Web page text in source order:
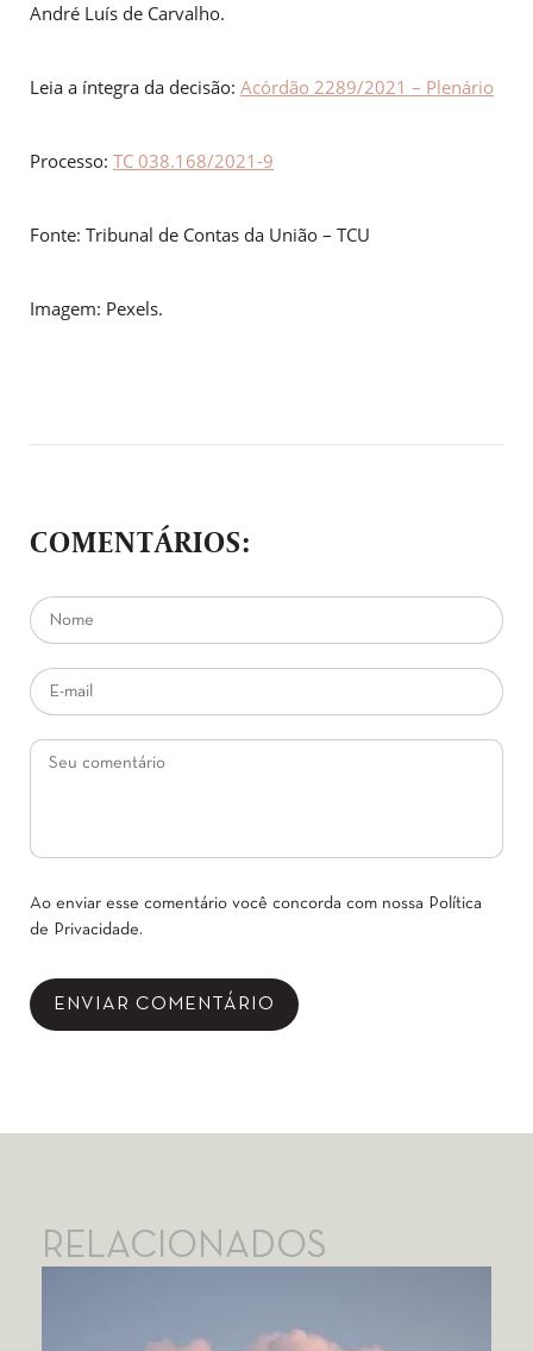
André Luís de Carvalho.
Leia a íntegra da decisão: Acórdão 2289/2021 – Plenário
Processo: TC 038.168/2021-9
Fonte: Tribunal de Contas da União – TCU
Imagem: Pexels.
COMENTÁRIOS:
Ao enviar esse comentário você concorda com nossa Política
de Privacidade.
RELACIONADOS